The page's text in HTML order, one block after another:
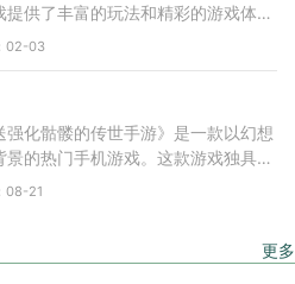
提供了丰富的玩法和精彩的游戏体
家们可以尽情享受游戏带来的乐趣。
02-03
强化骷髅的传世手游》是一款以幻想
景的热门手机游戏。这款游戏独具特
和精美的画面，吸引了无数玩家的关
08-21
更多